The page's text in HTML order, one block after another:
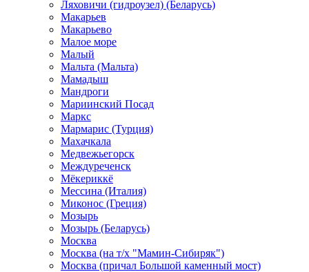
Ляховичи (гидроузел) (Беларусь)
Макарьев
Макарьево
Малое море
Малый
Мальта (Мальта)
Мамадыш
Мандроги
Мариинский Посад
Маркс
Мармарис (Турция)
Махачкала
Медвежьегорск
Междуреченск
Мёкериккё
Мессина (Италия)
Миконос (Греция)
Мозырь
Мозырь (Беларусь)
Москва
Москва (на т/х "Мамин-Сибиряк")
Москва (причал Большой каменный мост)